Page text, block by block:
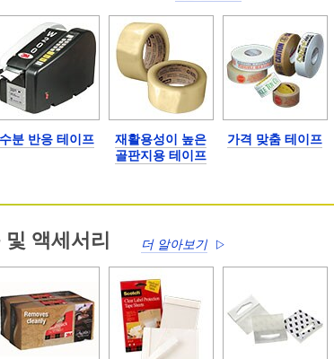
수분 반응 테이프
재활용성이 높은
골판지용 테이프
가격 맞춤 테이프
액세서리 더 알아보기